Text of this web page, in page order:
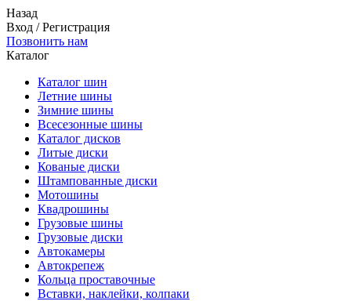
Назад
Вход /Регистрация
Позвонить нам
Каталог
Каталог шин
Летние шины
Зимние шины
Всесезонные шины
Каталог дисков
Литые диски
Кованые диски
Штампованные диски
Мотошины
Квадрошины
Грузовые шины
Грузовые диски
Автокамеры
Автокрепеж
Кольца проставочные
Вставки, наклейки, колпаки